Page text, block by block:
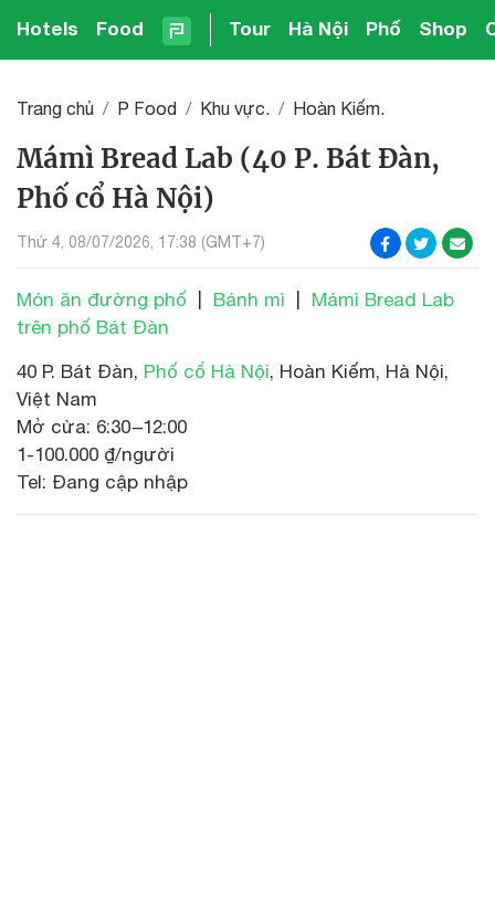
Hotels Food Tour Hà Nội Phố Shop
Trang chủ P Food Khu vực. Hoàn Kiếm.
Mámì Bread Lab (40 P. Bát Đàn,
Phố cổ Hà Nội)
Thứ 4, 08/07/2026, 17:38 (GMT+7)
Món ăn đường phố Bánh mì
Mámì Bread Lab
trên phố Bát Đàn
40 P. Bát Đàn, Phố cổ Hà Nội, Hoàn Kiếm, Hà Nội,
Việt Nam
Mở cửa: 6:30 –12:00
1-100.000 ₫/người
Tel: Đang cập nhập